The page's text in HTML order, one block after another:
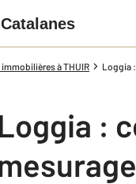
à THUIR Loggia
Loggia :